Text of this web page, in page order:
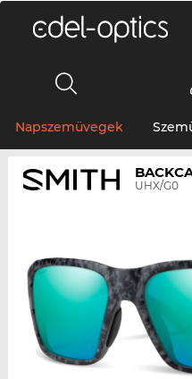
Napszemüvegek
UHX/G0